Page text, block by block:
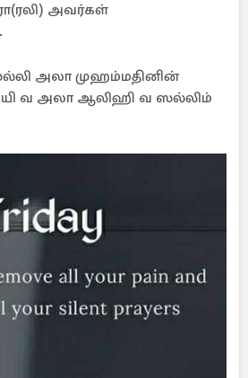
அவர்கள்
அலா முஹம்மதினின்
வ அலா ஆலிஹி வ ஸல்லிம்